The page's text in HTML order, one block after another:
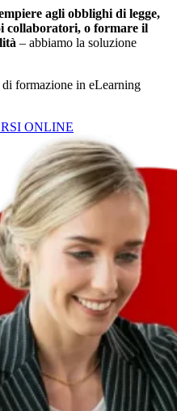
agli obblighi di legge,
collaboratori, o formare il
– abbiamo la soluzione
formazione in eLearning
ONLINE